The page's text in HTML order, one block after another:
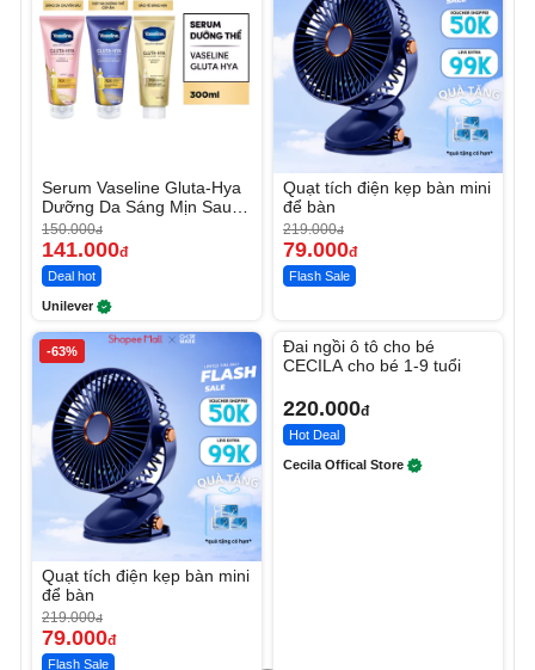
Serum Vaseline Gluta-Hya
Dưỡng Da Sáng Mịn Sau 7
Ngày
150.000đ
141.000đ
Deal hot
Unilever
Quạt tích điện kẹp bàn mini
để bàn
219.000đ
79.000đ
Flash Sale
-63%
Quạt tích điện kẹp bàn mini
để bàn
219.000đ
79.000đ
Flash Sale
Đai ngồi ô tô cho bé
CECILA cho bé 1-9 tuổi
220.000đ
Hot Deal
Cecila Offical Store